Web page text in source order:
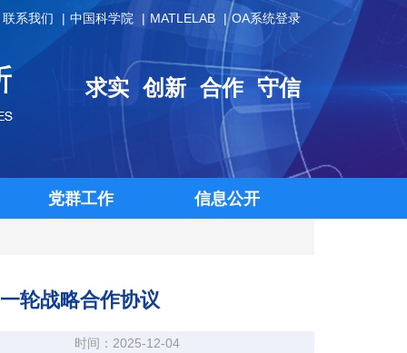
联系我们 中国科学院 MATLELAB OA系统登录
求实 创新 合作 守信
党群工作 信息公开
轮战略合作协议
时间：2025-12-04